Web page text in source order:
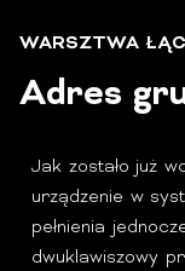
WARSZTWA
Adres
Jak zostało już
urządzenie w
pełnienia
dwuklawiszowy